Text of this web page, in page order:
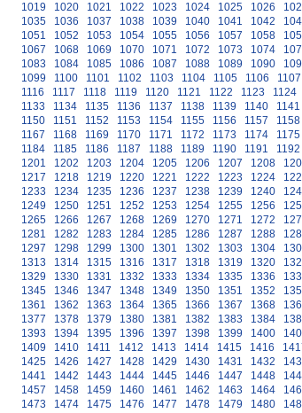
1019
1020 1021 1022 1023 1024 1025 1026
1035
1036 1037 1038 1039 1040 1041 1042
1051
1052 1053 1054 1055 1056 1057 1058
1067
1068 1069 1070 1071 1072 1073 1074
1083
1084 1085 1086 1087 1088 1089 1090
1099
1100 1101 1102 1103 1104 1105 1106 1107
1116
1117 1118 1119 1120 1121 1122 1123 1124
1133
1134 1135 1136 1137 1138 1139 1140 1141
1150
1151 1152 1153 1154 1155 1156 1157 1158
1167
1168 1169 1170 1171 1172 1173 1174 1175
1184
1185 1186 1187 1188 1189 1190 1191 1192
1201
1202 1203 1204 1205 1206 1207 1208
1217
1218 1219 1220 1221 1222 1223 1224
1233
1234 1235 1236 1237 1238 1239 1240
1249
1250 1251 1252 1253 1254 1255 1256
1265
1266 1267 1268 1269 1270 1271 1272
1281
1282 1283 1284 1285 1286 1287 1288
1297
1298 1299 1300 1301 1302 1303 1304
1313
1314 1315 1316 1317 1318 1319 1320
1329
1330 1331 1332 1333 1334 1335 1336
1345
1346 1347 1348 1349 1350 1351 1352
1361
1362 1363 1364 1365 1366 1367 1368
1377
1378 1379 1380 1381 1382 1383 1384
1393
1394 1395 1396 1397 1398 1399 1400
1409
1410 1411 1412 1413 1414 1415 1416
1425
1426 1427 1428 1429 1430 1431 1432
1441
1442 1443 1444 1445 1446 1447 1448
1457
1458 1459 1460 1461 1462 1463 1464
1473
1474 1475 1476 1477 1478 1479 1480